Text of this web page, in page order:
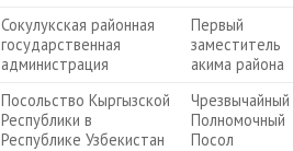
Сокулукская районная
государственная
администрация
Первый
заместитель
акима района
Посольство Кыргызской
Республики в
Республике Узбекистан
Полномочный
Посол